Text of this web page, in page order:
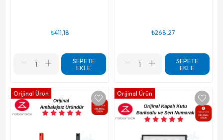
₺411,18
SEPETE
EKLE
₺268,27
SEPETE
EKLE
Orijinal Ürün Orijinal Ürün